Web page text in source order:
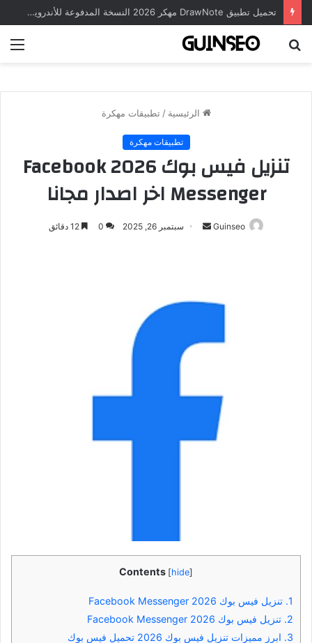
تحميل تطبيق DrawNote مهكر 2026 النسخة المدفوعة للأندرويد مجاناً
الرئيسية / تطبيقات مهكرة
تطبيقات مهكرة
تنزيل فيس بوك 2026 Facebook
Messenger اخر اصدار مجانا
Guinseo
أرسل سبتمبر 26, 2025 0
Contents [hide]
1. تنزيل فيس بوك 2026 Facebook Messenger
2. تنزيل فيس بوك 2026 Facebook Messenger
3. ابرز مميزات تنزيل فيس بوك 2026 تحميل فيس بوك